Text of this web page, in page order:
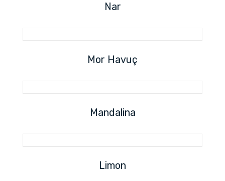
Nar
Mor Havuç
Mandalina
Limon